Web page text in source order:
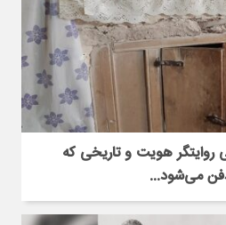
هویت و تاریخی که
دفن می‌شود...